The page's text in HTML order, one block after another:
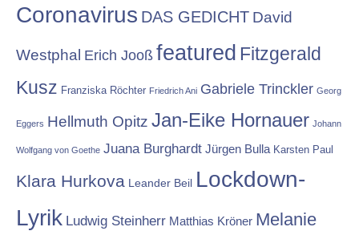
Coronavirus DAS GEDICHT David
Westphal Erich Jooß featured Fitzgerald
Kusz Franziska Röchter Friedrich Ani Gabriele Trinckler Georg
Eggers Hellmuth Opitz Jan-Eike Hornauer Johann
Wolfgang von Goethe Juana Burghardt Jürgen Bulla Karsten Paul
Klara Hurkova Leander Beil Lockdown-
Lyrik Ludwig Steinherr Matthias Kröner Melanie